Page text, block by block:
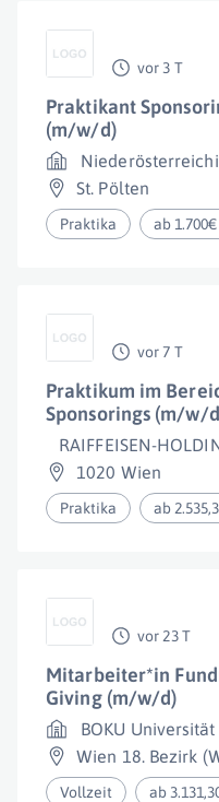
vor 3 T
Praktikant
(m/w/d)
St. Pölten
Praktika ab
vor 7 T
Praktikum im
Sponsorings (m/w/
RAIFFEISEN-
1020 Wien
Praktika ab
vor 23 T
Mitarbeiter*in
Giving (m/w/d)
BOKU
Wien 18. Bezirk
Vollzeit ab